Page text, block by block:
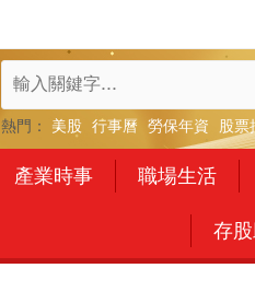
熱門： 美股 行事曆 勞保年資 股票
產業時事 職場生活
存